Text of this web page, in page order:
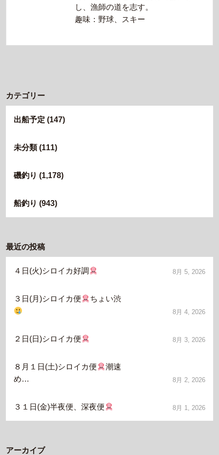
し、漁師の道を志す。
趣味：野球、スキー
カテゴリー
出船予定 (147)
未分類(111)
磯釣り (1,178)
船釣り (943)
最近の投稿
４日(火)シロイカ好調 8月 5, 2026
３日(月)シロイカ便 ちょい渋
8月 4, 2026
２日(日)シロイカ便 8月 3, 2026
８月１日(土)シロイカ便
潮速
め…
8月 2, 2026
３１日(金)半夜便、深夜便 8月 1, 2026
アーカイブ